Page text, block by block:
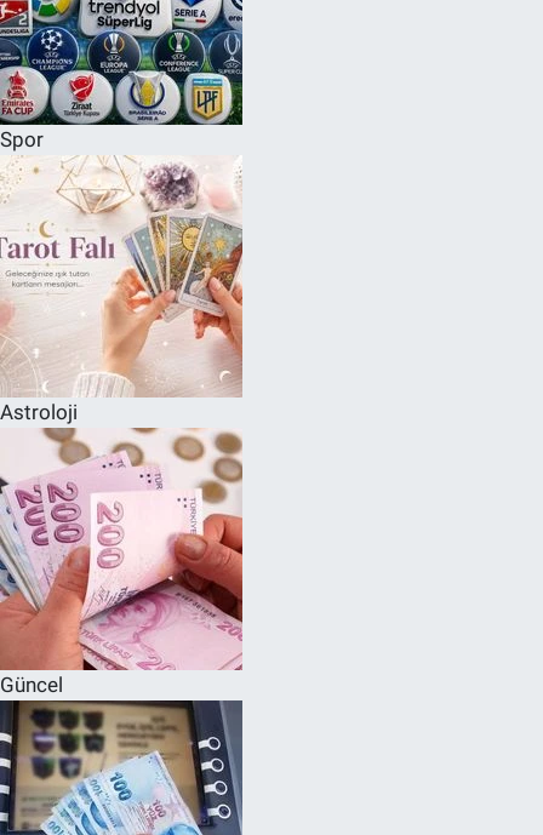
Spor
Astroloji
Güncel